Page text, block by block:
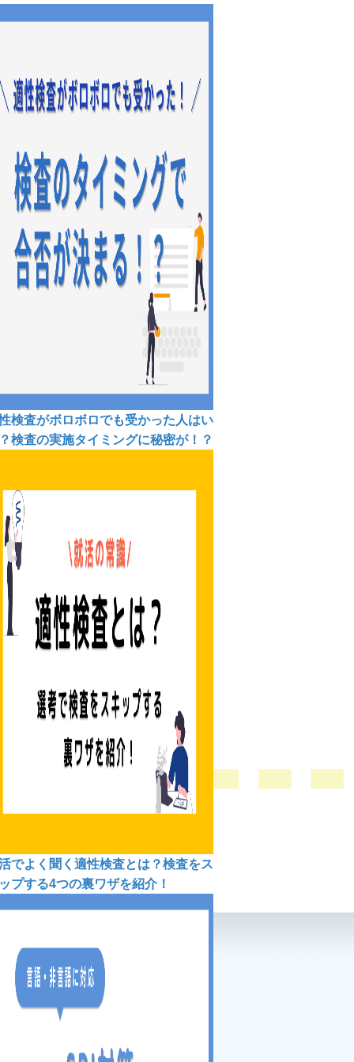
検査がボロボロでも受かった人はい
検査の実施タイミングに秘密が！？
でよく聞く適性検査とは？検査をス
プする4つの裏ワザを紹介！